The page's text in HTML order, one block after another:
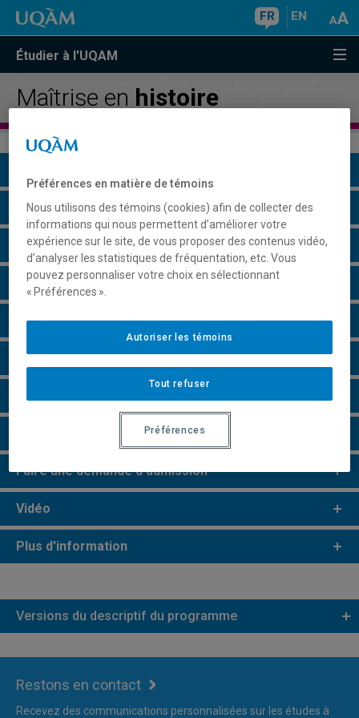
FR EN
Étudier à l'UQAM
Maîtrise en histoire
Conditions d'admission
Cours à suivre et horaires
Grille de cheminement
Particularités
Perspectives professionnelles
Champs de recherche
Remarques et règlements
Faire une demande d'admission
Vidéo
Plus d'information
Versions du descriptif du programme
Restons en contact
Recevez des communications personnalisées sur les études à
Préférences en matière de témoins
Nous utilisons des témoins (cookies) afin de collecter des
informations qui nous permettent d’améliorer votre
expérience sur le site, de vous proposer des contenus vidéo,
d’analyser les statistiques de fréquentation, etc. Vous
pouvez personnaliser votre choix en sélectionnant
« Préférences ».
Tout refuser
Autoriser les témoins
Préférences